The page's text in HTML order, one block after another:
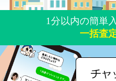
1分以内の簡単
一括査